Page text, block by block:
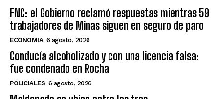
FNC: el Gobierno reclamó respuestas mientras 59
trabajadores de Minas siguen en seguro de paro
ECONOMIA 6 agosto, 2026
Conducía alcoholizado y con una licencia falsa:
fue condenado en Rocha
POLICIALES 6 agosto, 2026